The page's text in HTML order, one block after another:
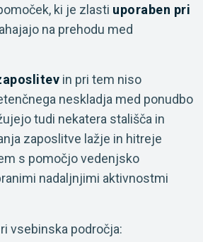
ki je zlasti uporaben pri
na prehodu med
in pri tem niso
neskladja med ponudbo
tudi nekatera stališča in
zaposlitve lažje in hitreje
s pomočjo vedenjsko
nadaljnjimi aktivnostmi
vsebinska področja: